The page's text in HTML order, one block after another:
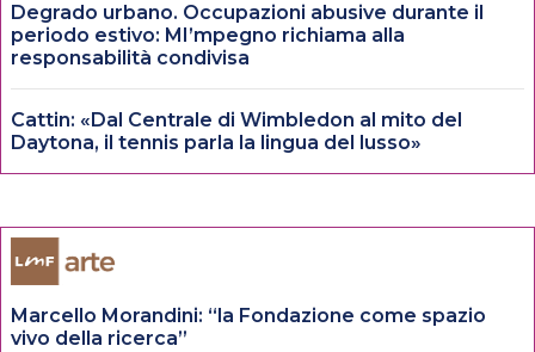
Degrado urbano. Occupazioni abusive durante il
periodo estivo: MI’mpegno richiama alla
responsabilità condivisa
Cattin: «Dal Centrale di Wimbledon al mito del
Daytona, il tennis parla la lingua del lusso»
Marcello Morandini: “la Fondazione come spazio
vivo della ricerca”